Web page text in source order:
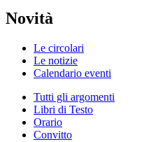
Novità
Le circolari
Le notizie
Calendario eventi
Tutti gli argomenti
Libri di Testo
Orario
Convitto